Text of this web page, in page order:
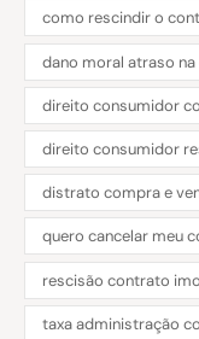
como rescindir o
dano moral atraso
direito consumidor
direito consumidor
distrato compra e
quero cancelar meu
rescisão contrato
taxa administração